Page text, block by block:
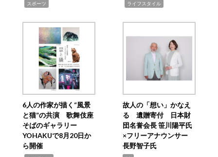
スポーツ ライフスタイル
6人の作家が描く“風景
と猫”の共演 歌舞伎座
そばのギャラリー
YOHAKUで8月20日か
ら開催
故人の「想い」かなえ
る 遺贈寄付 日本財
団名誉会長 笹川陽平氏
×フリーアナウンサー
長野智子氏